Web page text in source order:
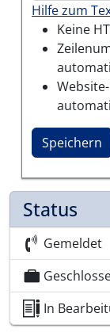
Hilfe zum
Keine
Status
Gemeldet
In